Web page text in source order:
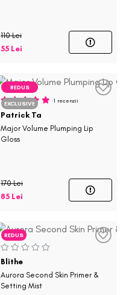
110 Lei
55 Lei
REDUS
EXCLUSIVE
1 recenzii
Patrick Ta
Major Volume Plumping Lip
Gloss
170 Lei
85 Lei
REDUS
Blithe
Aurora Second Skin Primer &
Setting Mist